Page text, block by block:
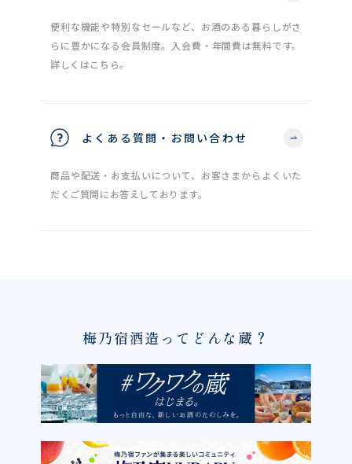
便利な機能や特別なセールなど、お酒のある暮らしがさ
らに豊かになる会員制度。入会費・年間費は無料です。
詳しくはこちら。
よくある質問・お問い合わせ
商品や配送・お支払いについて、お客さまからよくいた
だくご質問にお答えしております。
梅乃宿酒造ってどんな蔵？